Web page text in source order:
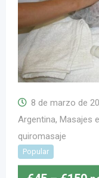
8 de marzo de
Argentina, Masajes
quiromasaje
Popular